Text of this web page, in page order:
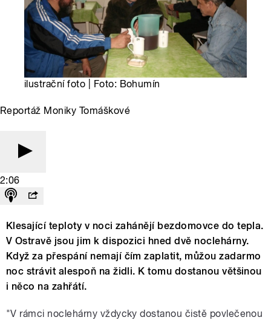
ilustrační foto | Foto: Bohumín
Reportáž Moniky Tomáškové
2:06
Klesající teploty v noci zahánějí bezdomovce do tepla.
V Ostravě jsou jim k dispozici hned dvě noclehárny.
Když za přespání nemají čím zaplatit, můžou zadarmo
noc strávit alespoň na židli. K tomu dostanou většinou
i něco na zahřátí.
"V rámci noclehárny vždycky dostanou čistě povlečenou